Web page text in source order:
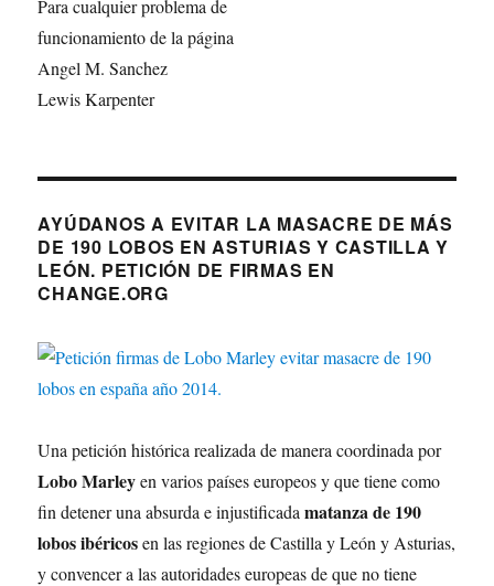
Para cualquier problema de
funcionamiento de la página
Angel M. Sanchez
Lewis Karpenter
AYÚDANOS A EVITAR LA MASACRE DE MÁS
DE 190 LOBOS EN ASTURIAS Y CASTILLA Y
LEÓN. PETICIÓN DE FIRMAS EN
CHANGE.ORG
Una petición histórica realizada de manera coordinada por
Lobo Marleyen varios países europeos y que tiene como
fin detener una absurda e injustificadamatanza de 190
lobos ibéricosen las regiones de Castilla y León y Asturias,
y convencer a las autoridades europeas de que no tiene